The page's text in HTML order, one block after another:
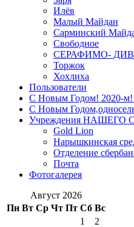
Илёв
Малый Майдан
Сарминский
Свободное
СЕРАФИМО-
Торжок
Хохлиха
Пользователи
С Новым Годом! 2020-
С Новым
Учреждения НАШЕГО
Gold Lion
Нарышкинская
Отделение
Почта
Фотогалерея
Август 2026
Пн Вт Ср Чт Пт Сб Вс
1
2